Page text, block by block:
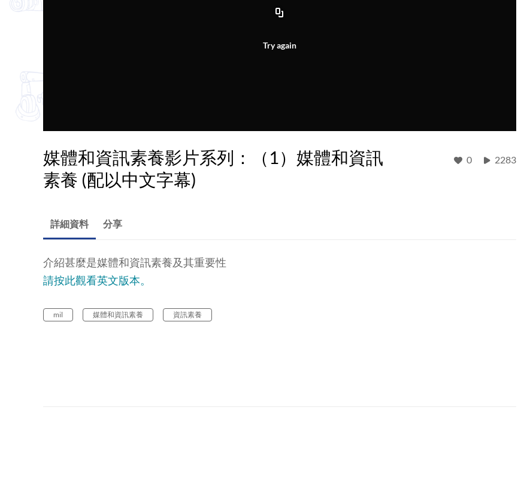
Try again
媒體和資訊素養影片系列：（1）媒體和資訊
素養 (配以中文字幕)
0 2283
詳細資料 分享
介紹甚麼是媒體和資訊素養及其重要性
請按此觀看英文版本。
mil 媒體和資訊素養 資訊素養